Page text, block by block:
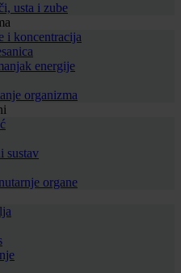
usta i zube
i koncentracija
energije
organizma
sustav
organe